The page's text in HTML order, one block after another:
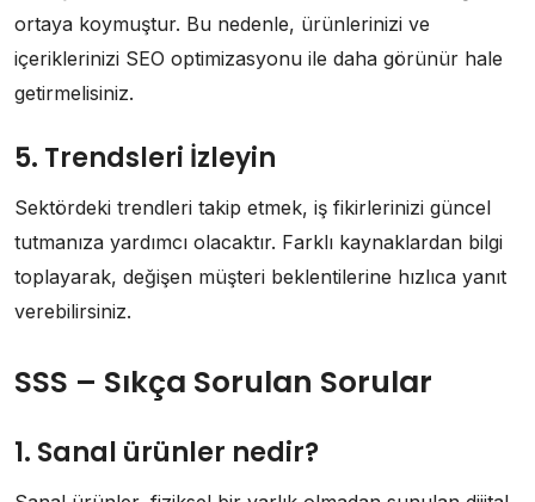
ortaya koymuştur. Bu nedenle, ürünlerinizi ve
içeriklerinizi SEO optimizasyonu ile daha görünür hale
getirmelisiniz.
5. Trendsleri İzleyin
Sektördeki trendleri takip etmek, iş fikirlerinizi güncel
tutmanıza yardımcı olacaktır. Farklı kaynaklardan bilgi
toplayarak, değişen müşteri beklentilerine hızlıca yanıt
verebilirsiniz.
SSS – Sıkça Sorulan Sorular
1. Sanal ürünler nedir?